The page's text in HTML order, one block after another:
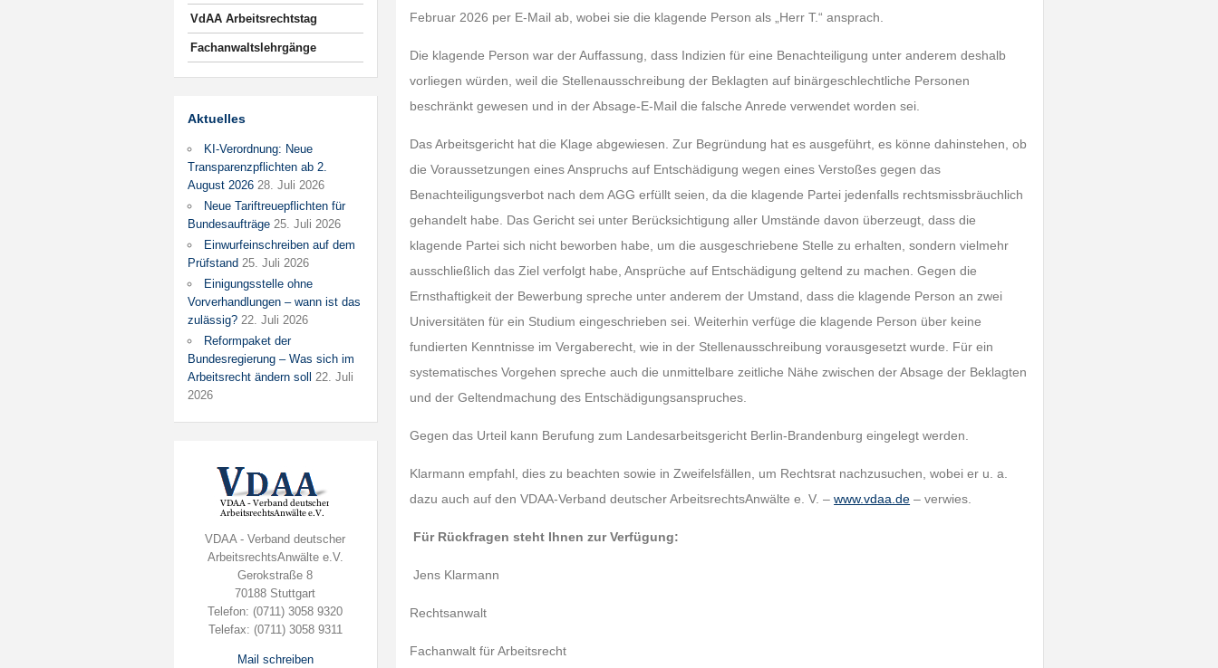
VdAA Arbeitsrechtstag
Fachanwaltslehrgänge
Aktuelles
KI-Verordnung: Neue
Transparenzpflichten ab 2.
August 2026 28. Juli 2026
Neue Tariftreuepflichten für
Bundesaufträge 25. Juli 2026
Einwurfeinschreiben auf dem
Prüfstand 25. Juli 2026
Einigungsstelle ohne
Vorverhandlungen – wann ist das
zulässig? 22. Juli 2026
Reformpaket der
Bundesregierung – Was sich im
Arbeitsrecht ändern soll
22. Juli
2026
VDAA - Verband deutscher
ArbeitsrechtsAnwälte e.V.
Gerokstraße 8
70188 Stuttgart
Telefon: (0711) 3058 9320
Telefax: (0711) 3058 9311
Mail schreiben
Februar 2026 per E-Mail ab, wobei sie die klagende Person als „Herr T.“ ansprach.
Die klagende Person war der Auffassung, dass Indizien für eine Benachteiligung unter anderem deshalb
vorliegen würden, weil die Stellenausschreibung der Beklagten auf binärgeschlechtliche Personen
beschränkt gewesen und in der Absage-E-Mail die falsche Anrede verwendet worden sei.
Das Arbeitsgericht hat die Klage abgewiesen. Zur Begründung hat es ausgeführt, es könne dahinstehen, ob
die Voraussetzungen eines Anspruchs auf Entschädigung wegen eines Verstoßes gegen das
Benachteiligungsverbot nach dem AGG erfüllt seien, da die klagende Partei jedenfalls rechtsmissbräuchlich
gehandelt habe. Das Gericht sei unter Berücksichtigung aller Umstände davon überzeugt, dass die
klagende Partei sich nicht beworben habe, um die ausgeschriebene Stelle zu erhalten, sondern vielmehr
ausschließlich das Ziel verfolgt habe, Ansprüche auf Entschädigung geltend zu machen. Gegen die
Ernsthaftigkeit der Bewerbung spreche unter anderem der Umstand, dass die klagende Person an zwei
Universitäten für ein Studium eingeschrieben sei. Weiterhin verfüge die klagende Person über keine
fundierten Kenntnisse im Vergaberecht, wie in der Stellenausschreibung vorausgesetzt wurde. Für ein
systematisches Vorgehen spreche auch die unmittelbare zeitliche Nähe zwischen der Absage der Beklagten
und der Geltendmachung des Entschädigungsanspruches.
Gegen das Urteil kann Berufung zum Landesarbeitsgericht Berlin-Brandenburg eingelegt werden.
Klarmann empfahl, dies zu beachten sowie in Zweifelsfällen, um Rechtsrat nachzusuchen, wobei er u. a.
dazu auch auf den VDAA-Verband deutscher ArbeitsrechtsAnwälte e. V. –www.vdaa.de – verwies.
Für Rückfragen steht Ihnen zur Verfügung:
Jens Klarmann
Rechtsanwalt
Fachanwalt für Arbeitsrecht